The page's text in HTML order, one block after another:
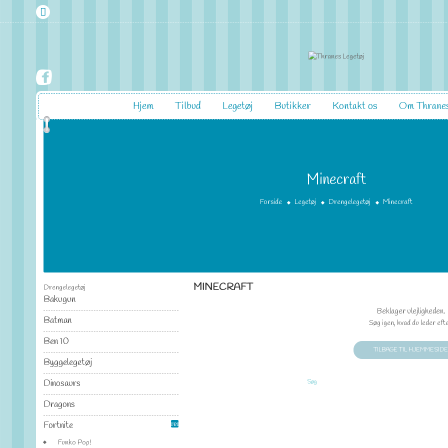
Hjem Tilbud Legetøj Butikker Kontakt os Om
Minecraft
Forside Legetøj Drengelegetøj Minecraft
Drengelegetøj
Bakugun
Batman
Ben 10
Byggelegetøj
Dinosaurs
Dragons
Fortnite
remove
Funko Pop!
MINECRAFT
Beklager ulejligheden.
Søg igen, hvad du leder
TILBAGE TIL